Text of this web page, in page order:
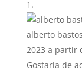
alberto
2023 a partir
Gostaria de